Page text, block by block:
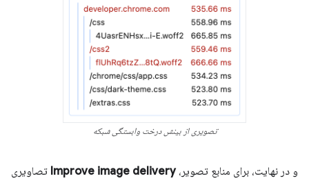
تصویری از بینش درخت وابستگی شبکه
و در نهایت، برای منابع تصویر،Improve image delivery تصاویری